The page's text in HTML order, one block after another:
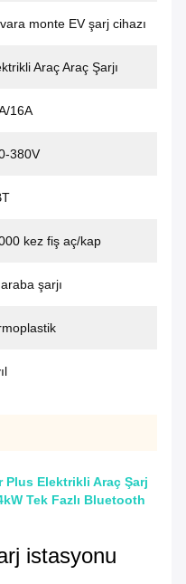
monte EV şarj cihazı
Araç Araç Şarjı
16A
380V
kez fiş aç/kap
şarjı
Plus Elektrikli Araç Şarj
Tek Fazlı Bluetooth
istasyonu